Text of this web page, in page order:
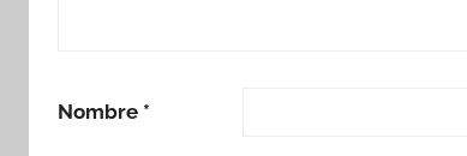
Nombre *